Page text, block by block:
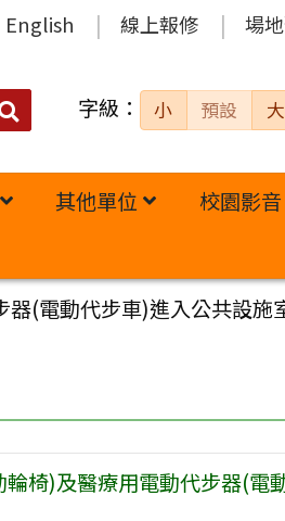
English 線上報修 場
搜
字級： 小 預設 大
其他單位 校園影音
(電動代步車)進入公共設施
椅)及醫療用電動代步器(電